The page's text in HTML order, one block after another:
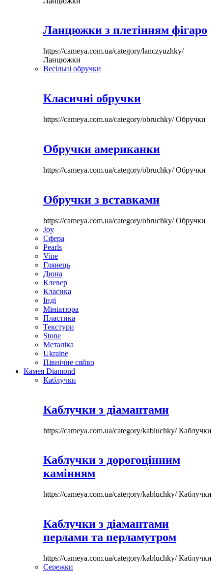
Ланцюжки з плетінням фігаро
https://cameya.com.ua/category/lanczyuzhky/
Ланцюжки
Весільні обручки
Класичні обручки
https://cameya.com.ua/category/obruchky/Обручки
Обручки американки
https://cameya.com.ua/category/obruchky/Обручки
Обручки з вставками
https://cameya.com.ua/category/obruchky/Обручки
Joy
Сфера
Pearls
Vine
Глянець
Дюна
Клевер
Класика
Інді
Мініатюра
Пластика
Текстури
Stone
Металіка
Ukraine
Північне сяйво
Камея Diamond
Каблучки
Каблучки з діамантами
https://cameya.com.ua/category/kabluchky/Каблучки
Каблучки з дорогоцінним
камінням
https://cameya.com.ua/category/kabluchky/Каблучки
Каблучки з діамантами
перлами та перламутром
https://cameya.com.ua/category/kabluchky/Каблучки
Сережки